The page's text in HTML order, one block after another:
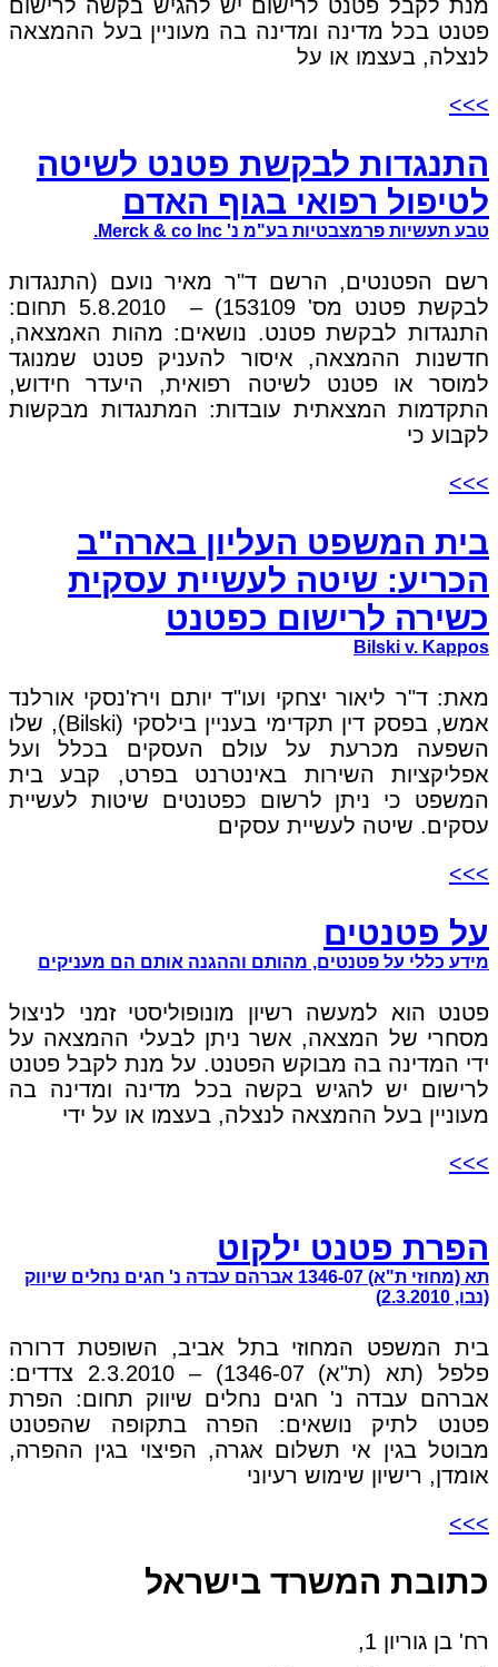
מנת לקבל פטנט לרישום יש להגיש בקשה לרישום
פטנט בכל מדינה ומדינה בה מעוניין בעל ההמצאה
לנצלה, בעצמו או על
>>>
התנגדות לבקשת פטנט לשיטה
לטיפול רפואי בגוף האדם
טבע תעשיות פרמצבטיות בע"מ נ' Merck & co Inc.
רשם הפטנטים, הרשם ד"ר מאיר נועם (התנגדות
לבקשת פטנט מס' 153109) – 5.8.2010 תחום:
התנגדות לבקשת פטנט. נושאים: מהות האמצאה,
חדשנות ההמצאה, איסור להעניק פטנט שמנוגד
למוסר או פטנט לשיטה רפואית, היעדר חידוש,
התקדמות המצאתית עובדות: המתנגדות מבקשות
לקבוע כי
>>>
בית המשפט העליון בארה"ב
הכריע: שיטה לעשיית עסקית
כשירה לרישום כפטנט
Bilski v. Kappos
מאת: ד"ר ליאור יצחקי ועו"ד יותם וירז'נסקי אורלנד
אמש, בפסק דין תקדימי בעניין בילסקי (Bilski), שלו
השפעה מכרעת על עולם העסקים בכלל ועל
אפליקציות השירות באינטרנט בפרט, קבע בית
המשפט כי ניתן לרשום כפטנטים שיטות לעשיית
עסקים. שיטה לעשיית עסקים
>>>
על פטנטים
מידע כללי על פטנטים, מהותם וההגנה אותם הם מעניקים
פטנט הוא למעשה רשיון מונופוליסטי זמני לניצול
מסחרי של המצאה, אשר ניתן לבעלי ההמצאה על
ידי המדינה בה מבוקש הפטנט. על מנת לקבל פטנט
לרישום יש להגיש בקשה בכל מדינה ומדינה בה
מעוניין בעל ההמצאה לנצלה, בעצמו או על ידי
>>>
הפרת פטנט ילקוט
תא (מחוזי ת"א) 1346-07 אברהם עבדה נ' חגים נחלים שיווק
(נבו, 2.3.2010)
בית המשפט המחוזי בתל אביב, השופטת דרורה
פלפל (תא (ת"א) 1346-07) – 2.3.2010 צדדים:
אברהם עבדה נ' חגים נחלים שיווק תחום: הפרת
פטנט לתיק נושאים: הפרה בתקופה שהפטנט
מבוטל בגין אי תשלום אגרה, הפיצוי בגין ההפרה,
אומדן, רישיון שימוש רעיוני
>>>
כתובת המשרד בישראל
רח' בן גוריון 1,